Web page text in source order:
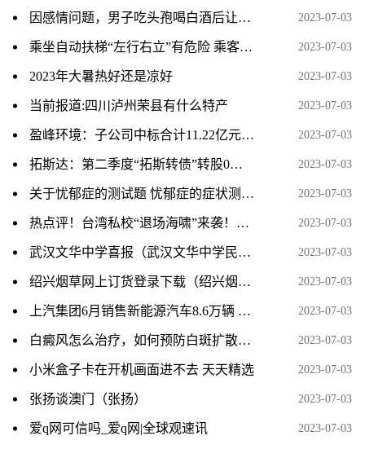
因感情问题，男子吃头孢喝白酒后让女子吃头孢，两次强奸女子并残忍烧伤女子，被检方提起公诉 焦点速看 2023-07-03
乘坐自动扶梯“左行右立”有危险 乘客不能太有“素质”|当前聚焦 2023-07-03
2023年大暑热好还是凉好 2023-07-03
当前报道:四川泸州荣县有什么特产 2023-07-03
盈峰环境：子公司中标合计11.22亿元生活垃圾分类一体化项目和城乡环卫一体化采购项目 天天快看 2023-07-03
拓斯达：第二季度“拓斯转债”转股0股_世界速讯 2023-07-03
关于忧郁症的测试题 忧郁症的症状测试题-焦点资讯 2023-07-03
热点评！台湾私校“退场海啸”来袭！7月又有高校停办 2023-07-03
武汉文华中学喜报（武汉文华中学民办吗）-天天速递 2023-07-03
绍兴烟草网上订货登录下载（绍兴烟草网网上订货）_速看 2023-07-03
上汽集团6月销售新能源汽车8.6万辆 环比增长13.1% 2023-07-03
​白癜风怎么治疗，如何预防白斑扩散？_每日快报 2023-07-03
小米盒子卡在开机画面进不去 天天精选 2023-07-03
张扬谈澳门（张扬） 2023-07-03
爱q网可信吗_爱q网|全球观速讯 2023-07-03